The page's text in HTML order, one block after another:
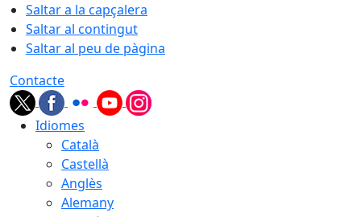
Saltar a la capçalera
Saltar al contingut
Saltar al peu de pàgina
Contacte
Idiomes
Català
Castellà
Anglès
Alemany